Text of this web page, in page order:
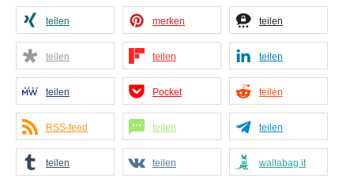
teilen merken teilen
teilen teilen teilen
teilen Pocket teilen
RSS-feed teilen teilen
teilen teilen wallabag it